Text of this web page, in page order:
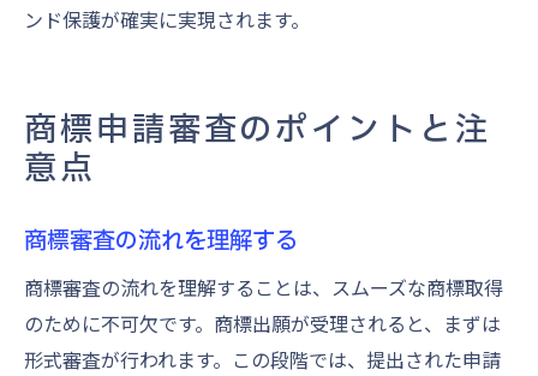
ンド保護が確実に実現されます。
商標申請審査のポイントと注
意点
商標審査の流れを理解する
商標審査の流れを理解することは、スムーズな商標取得
のために不可欠です。商標出願が受理されると、まずは
形式審査が行われます。この段階では、提出された申請